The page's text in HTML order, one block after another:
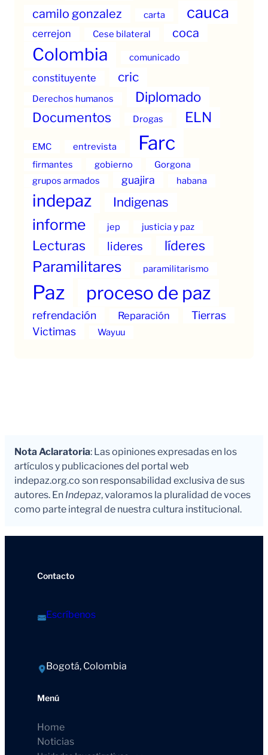
camilo gonzalez carta cauca
cerrejon Cese bilateral coca
Colombia comunicado
constituyente cric
Derechos humanos Diplomado
Documentos Drogas ELN
EMC entrevista Farc
firmantes gobierno
Gorgona
grupos armados
guajira habana
indepaz Indigenas
informe jep justicia y paz
Lecturas lideres líderes
Paramilitares paramilitarismo
Paz proceso de paz
refrendación Reparación
Tierras
Victimas
Wayuu
Nota Aclaratoria: Las opiniones expresadas en los
artículos y publicaciones del portal web
indepaz.org.co son responsabilidad exclusiva de sus
autores. En Indepaz, valoramos la pluralidad de voces
como parte integral de nuestra cultura institucional.
Contacto
Escríbenos
Bogotá, Colombia
Menú
Home
Noticias